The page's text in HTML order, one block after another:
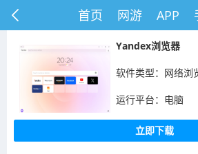
首页 网游 APP
Yandex浏览器
软件类型：网络浏
运行平台：电脑
立即下载